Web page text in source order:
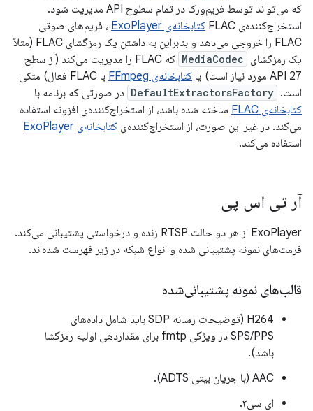
که می‌تواند توسط فریم‌ورک در تمام سطوح API مدیریت شود.
استخراج‌کننده‌ی FLAC
کتابخانه‌ی ExoPlayer
، فریم‌های صوتی
FLAC را خروجی می‌دهد و بنابراین به داشتن یک رمزگشای FLAC (مثلاً
یک رمزگشای MediaCodec
که FLAC را مدیریت می‌کند (از سطح
API 27 مورد نیاز است) یا
کتابخانه‌ی FFmpeg
با FLAC فعال) متکی
است. DefaultExtractorsFactory در صورتی که برنامه با
کتابخانه‌ی FLAC
ساخته شده باشد، از استخراج‌کننده‌ی افزونه استفاده
می‌کند. در غیر این صورت، از استخراج‌کننده‌ی کتابخانه‌ی ExoPlayer
استفاده می‌کند.
آر تی اس پی
ExoPlayer از هر دو حالت RTSP زنده و درخواستی پشتیبانی می‌کند.
فرمت‌های نمونه پشتیبانی شده و انواع شبکه در زیر فهرست شده‌اند.
قالب‌های نمونه پشتیبانی‌شده
H264 (توضیحات رسانه SDP باید شامل داده‌های
SPS/PPS در ویژگی fmtp برای مقداردهی اولیه رمزگشا
باشد).
AAC (با جریان بیتی ADTS).
ای سی۳.